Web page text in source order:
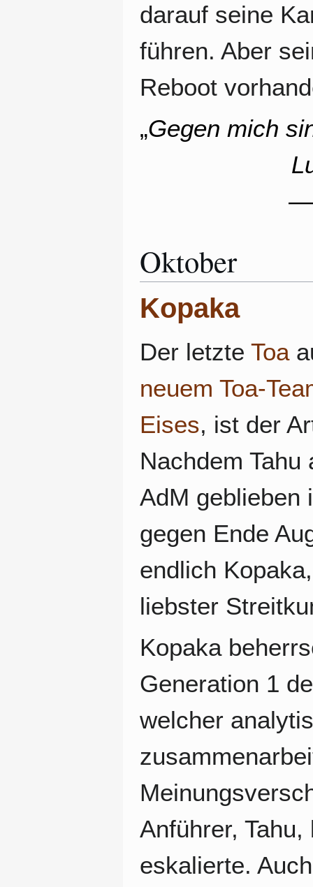
darauf seine
führen. Aber
Reboot
„Gegen mich
—
Oktober
Kopaka
Der letzte Toa
neuem Toa-
Eises, ist der
Nachdem
AdM geblieben
gegen Ende
endlich
liebster
Kopaka
Generation 1
welcher
Anführer,
eskalierte.